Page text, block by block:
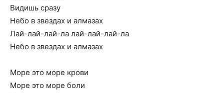
Видишь сpазу
Hебо в звездах и алмазах
Лай-лай-лай-ла лай-лай-лай-ла
Hебо в звездах и алмазах
Моpе это моpе кpови
Моpе это моpе боли